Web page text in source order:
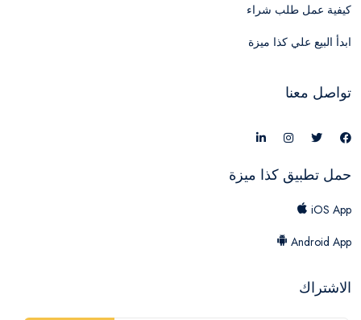
كيفية عمل طلب شراء
ابدأ البيع علي كذا ميزة
تواصل معنا
حمل تطبيق كذا ميزة
iOS App
Android App
الاشتراك